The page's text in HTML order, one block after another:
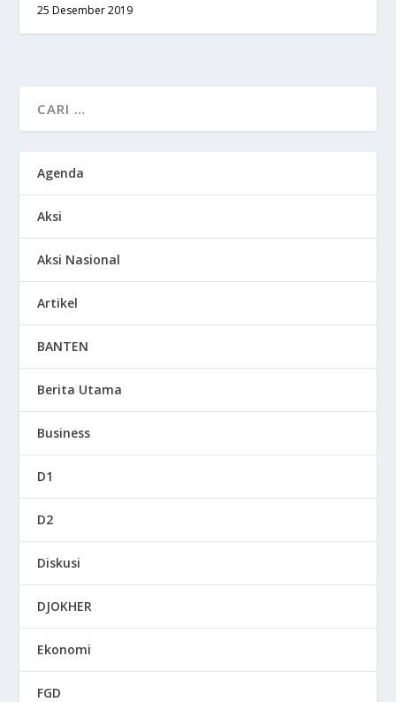
25 Desember 2019
Agenda
Aksi
Aksi Nasional
Artikel
BANTEN
Berita Utama
Business
D1
D2
Diskusi
DJOKHER
Ekonomi
FGD